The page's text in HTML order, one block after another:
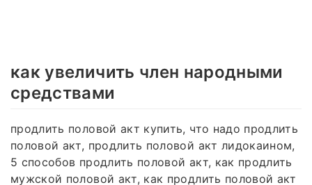
как увеличить член народными
средствами
продлить половой акт купить, что надо продлить
половой акт, продлить половой акт лидокаином,
5 способов продлить половой акт, как продлить
мужской половой акт, как продлить половой акт